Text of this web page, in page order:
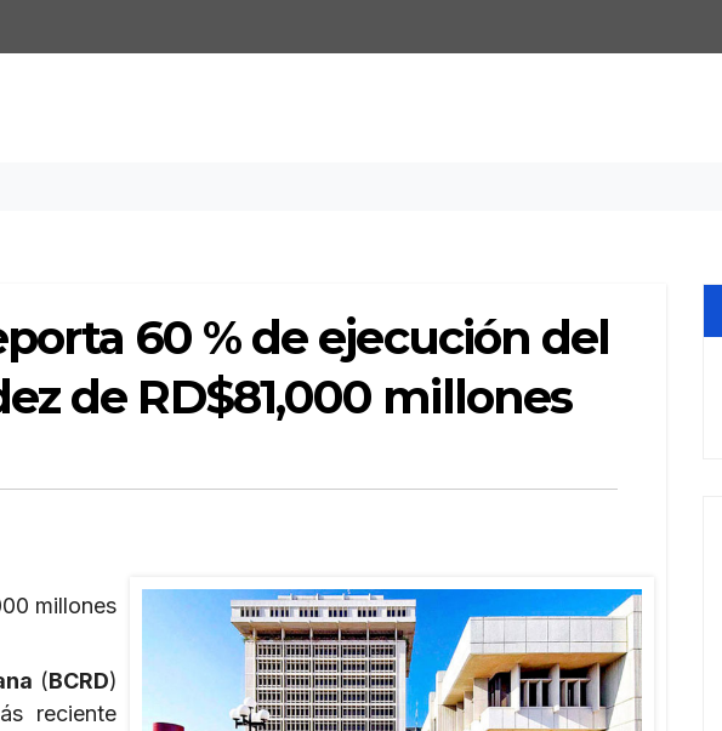
60 % de ejecución del
de RD$81,000 millones
millones
(BCRD)
reciente